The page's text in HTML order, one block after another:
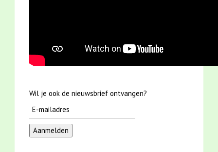
Wil je ook de nieuwsbrief ontvangen?